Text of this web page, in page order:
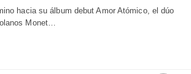
hacia su álbum debut Amor Atómico, el dúo
Monet…